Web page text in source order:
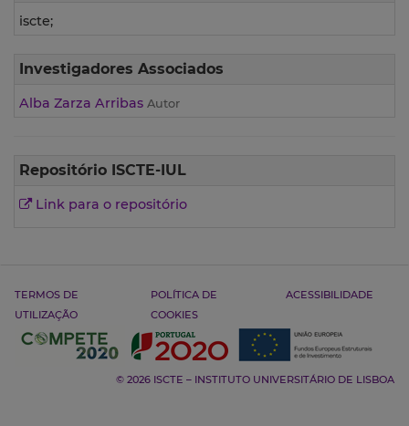
iscte;
Investigadores Associados
Alba Zarza Arribas Autor
Repositório ISCTE-IUL
Link para o repositório
TERMOS DE
UTILIZAÇÃO
POLÍTICA DE
COOKIES
ACESSIBILIDADE
© 2026 ISCTE – INSTITUTO UNIVERSITÁRIO DE LISBOA